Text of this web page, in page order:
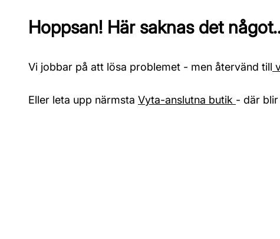
Hoppsan! Här saknas det
Vi jobbar på att lösa problemet - men återvänd till
Eller leta upp närmsta Vyta-anslutna butik - där blir